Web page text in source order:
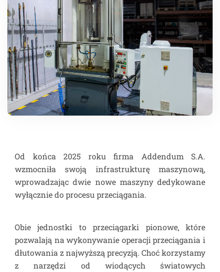
Od końca 2025 roku firma Addendum S.A.
wzmocniła swoją infrastrukturę maszynową,
wprowadzając dwie nowe maszyny dedykowane
wyłącznie do procesu przeciągania.
Obie jednostki to przeciągarki pionowe, które
pozwalają na wykonywanie operacji przeciągania i
dłutowania z najwyższą precyzją. Choć korzystamy
z narzędzi od wiodących światowych